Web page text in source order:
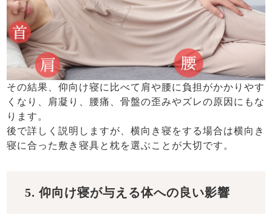
その結果、仰向け寝に比べて肩や腰に負担がかかりやす
くなり、肩凝り、腰痛、骨盤の歪みやズレの原因にもな
ります。
後で詳しく説明しますが、横向き寝をする場合は横向き
寝に合った敷き寝具と枕を選ぶことが大切です。
5. 仰向け寝が与える体への良い影響